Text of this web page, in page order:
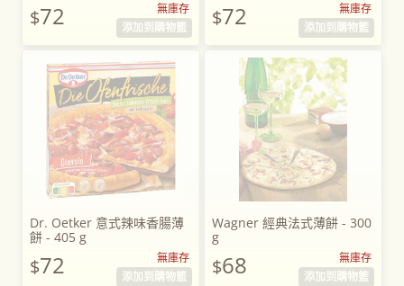
$72
無庫存
添加到購物籃
$72
無庫存
添加到購物籃
Dr. Oetker 意式辣味香腸薄
餅 - 405 g
$72
無庫存
添加到購物籃
Wagner 經典法式薄餅 - 300
g
$68
無庫存
添加到購物籃